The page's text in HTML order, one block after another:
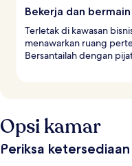
Bekerja dan
Terletak di kawasan
menawarkan ruang
Bersantailah dengan
Opsi kamar
Periksa